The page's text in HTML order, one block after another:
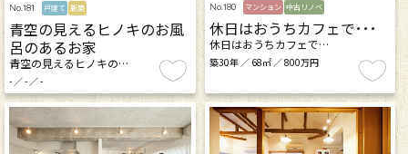
No.181 戸建て 新築
青空の見えるヒノキのお風
呂のあるお家
青空の見えるヒノキの…
- ／ - ／ -
No.180 マンション 中古リノベ
休日はおうちカフェで･･･
休日はおうちカフェで…
築30年 ／ 68㎡ ／ 800万円